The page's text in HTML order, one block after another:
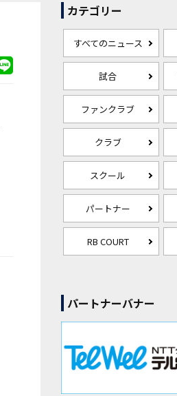
カテゴリー
すべてのニュース
試合
ファンクラブ
クラブ
スクール
パートナー
RB COURT
パートナーバナー